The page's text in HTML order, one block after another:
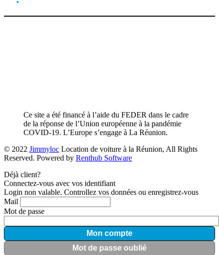
Ce site a été financé à l’aide du FEDER dans le cadre
de la réponse de l’Union européenne à la pandémie
COVID-19. L’Europe s’engage à La Réunion.
© 2022 Jimmyloc Location de voiture à la Réunion, All Rights
Reserved. Powered by Renthub Software
Déjà client?
Connectez-vous avec vos identifiant
Login non valable. Controllez vos données ou enregistrez-vous
Mail
Mot de passe
Mon compte
Mot de passe oublié